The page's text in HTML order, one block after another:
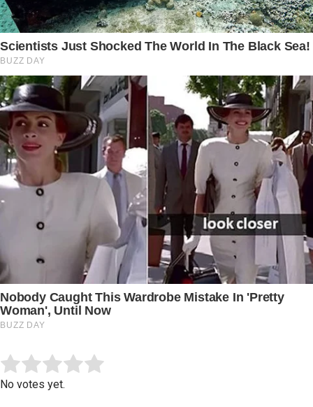
Rate this item:
No votes yet.